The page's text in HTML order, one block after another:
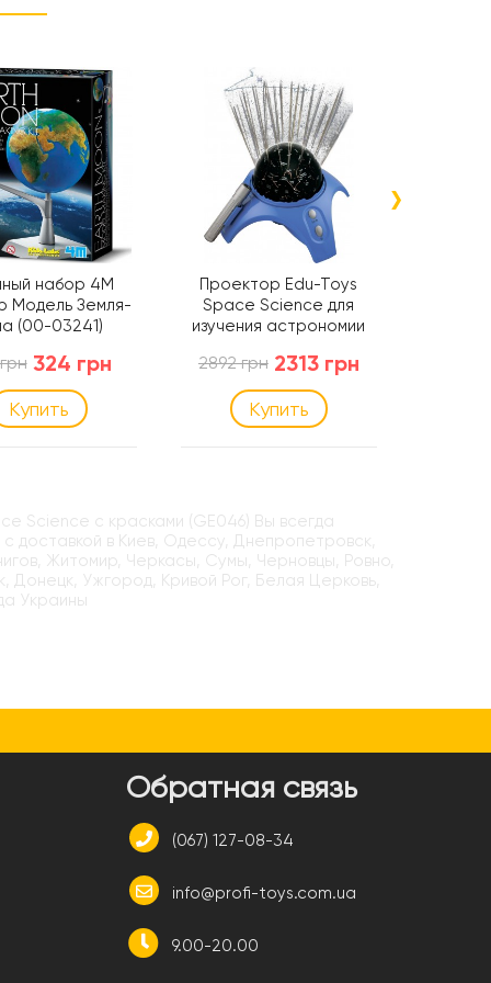
набор 4M
Модель Земля-
(00-03241)
324 грн
Купить
Проектор Edu-Toys
Space Science для
изучения астрономии
2892 грн 2313 грн
Купить
›
Science с красками (GE046) Вы всегда
доставкой в Киев, Одессу, Днепропетровск,
Житомир, Черкасы, Сумы, Черновцы, Ровно,
Донецк, Ужгород, Кривой Рог, Белая Церковь,
Украины
Обратная связь
(067) 127-08-34
info@profi-toys.com.ua
9.00-20.00